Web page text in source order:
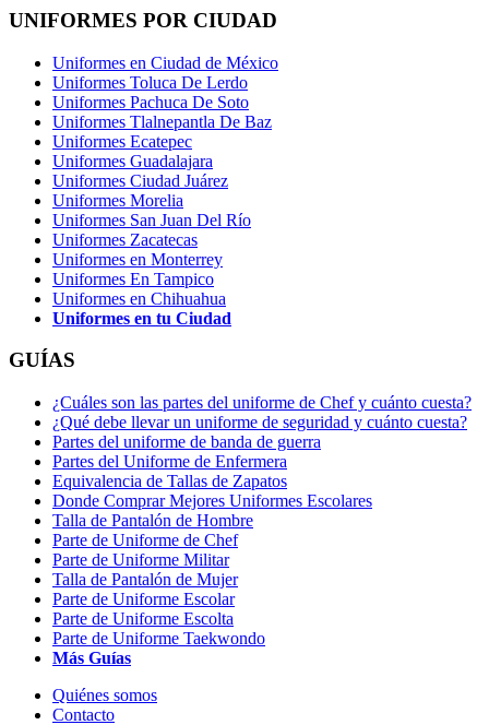
UNIFORMES POR CIUDAD
Uniformes en Ciudad de México
Uniformes Toluca De Lerdo
Uniformes Pachuca De Soto
Uniformes Tlalnepantla De Baz
Uniformes Ecatepec
Uniformes Guadalajara
Uniformes Ciudad Juárez
Uniformes Morelia
Uniformes San Juan Del Río
Uniformes Zacatecas
Uniformes en Monterrey
Uniformes En Tampico
Uniformes en Chihuahua
Uniformes en tu Ciudad
GUÍAS
¿Cuáles son las partes del uniforme de Chef y cuánto cuesta?
¿Qué debe llevar un uniforme de seguridad y cuánto cuesta?
Partes del uniforme de banda de guerra
Partes del Uniforme de Enfermera
Equivalencia de Tallas de Zapatos
Donde Comprar Mejores Uniformes Escolares
Talla de Pantalón de Hombre
Parte de Uniforme de Chef
Parte de Uniforme Militar
Talla de Pantalón de Mujer
Parte de Uniforme Escolar
Parte de Uniforme Escolta
Parte de Uniforme Taekwondo
Más Guías
Quiénes somos
Contacto